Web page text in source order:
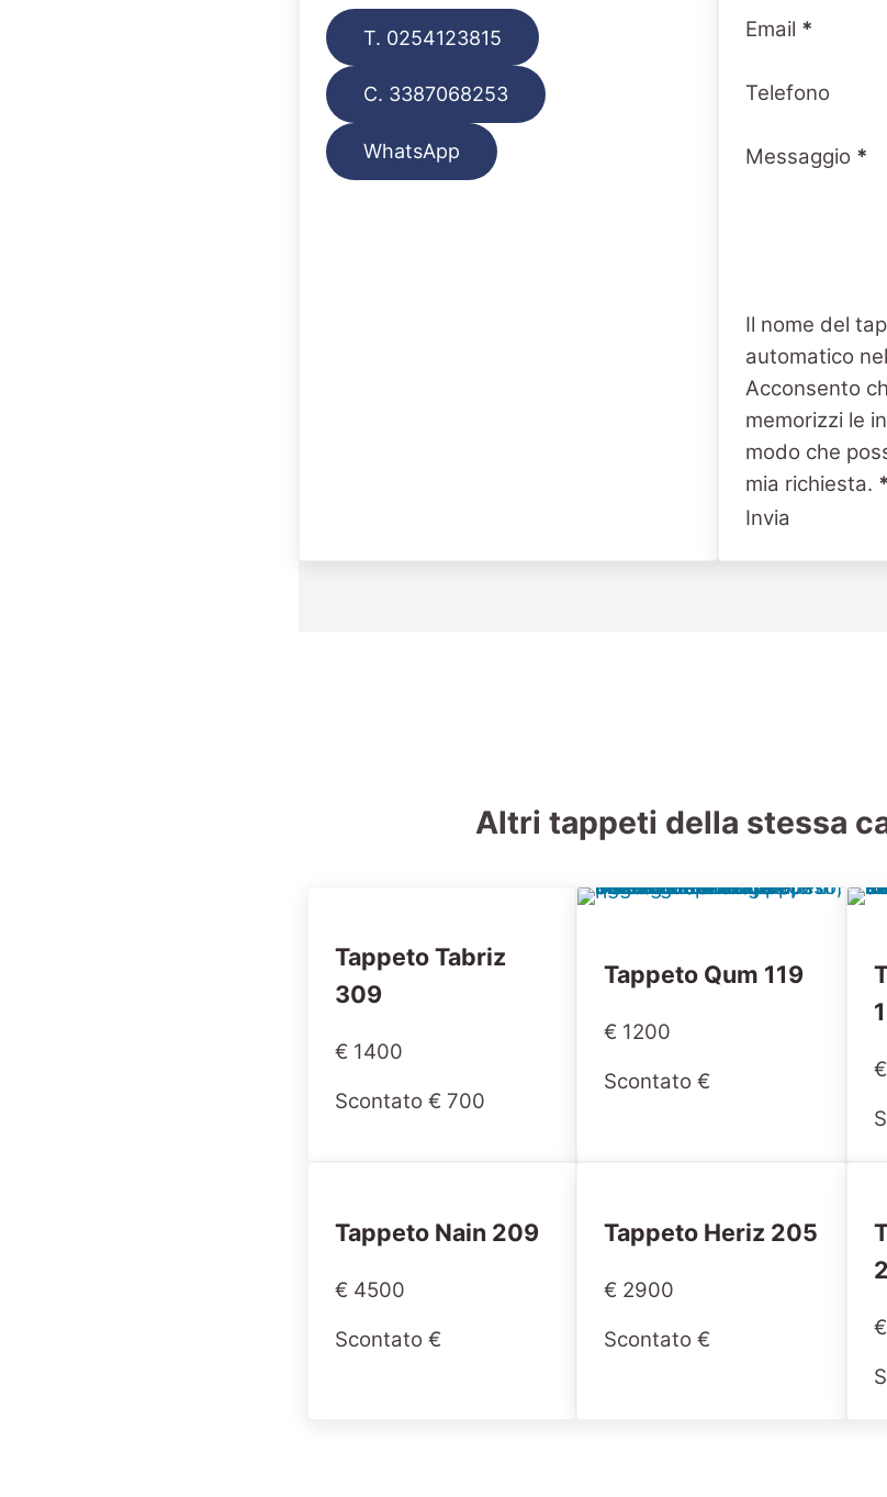
T. 0254123815
C. 3387068253
WhatsApp
Email *
Telefono
Messaggio *
Il nome del
automatico
Acconsento
memorizzi le
modo che
mia richiesta. *
Invia
Altri tappeti della stessa
Tappeto Tabriz
309
€ 1400
Scontato € 700
Tappeto Qum 119
€ 1200
Scontato €
Tappeto Nain 209
€ 4500
Scontato €
Tappeto Heriz 205
€ 2900
Scontato €